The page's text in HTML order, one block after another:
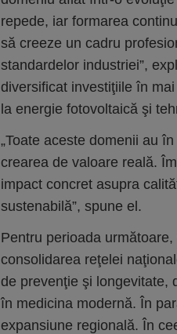
repede, iar formarea
să creeze un cadru
standardelor industriei”,
diversificat investiţiile în
la energie fotovoltaică şi
„Toate aceste domenii au
crearea de valoare reală.
impact concret asupra
sustenabilă”, spune el.
Pentru perioada
consolidarea reţelei
de prevenţie şi longevitate,
în medicina modernă. În
expansiune regională. În